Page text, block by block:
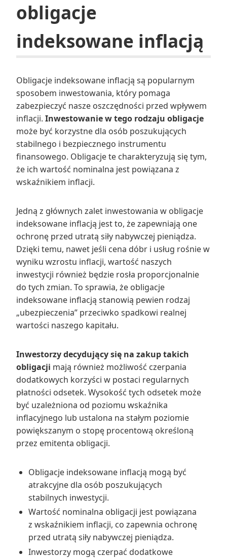
obligacje
indeksowane inflacją
Obligacje indeksowane inflacją są popularnym
sposobem inwestowania, który pomaga
zabezpieczyć nasze oszczędności przed wpływem
inflacji. Inwestowanie w tego rodzaju obligacje
może być korzystne dla osób poszukujących
stabilnego i bezpiecznego instrumentu
finansowego. Obligacje te charakteryzują się tym,
że ich wartość nominalna jest powiązana z
wskaźnikiem inflacji.
Jedną z głównych zalet inwestowania w obligacje
indeksowane inflacją jest to, że zapewniają one
ochronę przed utratą siły nabywczej pieniądza.
Dzięki temu, nawet jeśli cena dóbr i usług rośnie w
wyniku wzrostu inflacji, wartość naszych
inwestycji również będzie rosła proporcjonalnie
do tych zmian. To sprawia, że obligacje
indeksowane inflacją stanowią pewien rodzaj
„ubezpieczenia” przeciwko spadkowi realnej
wartości naszego kapitału.
Inwestorzy decydujący się na zakup takich
obligacji mają również możliwość czerpania
dodatkowych korzyści w postaci regularnych
płatności odsetek. Wysokość tych odsetek może
być uzależniona od poziomu wskaźnika
inflacyjnego lub ustalona na stałym poziomie
powiększanym o stopę procentową określoną
przez emitenta obligacji.
Obligacje indeksowane inflacją mogą być
atrakcyjne dla osób poszukujących
stabilnych inwestycji.
Wartość nominalna obligacji jest powiązana
z wskaźnikiem inflacji, co zapewnia ochronę
przed utratą siły nabywczej pieniądza.
Inwestorzy mogą czerpać dodatkowe